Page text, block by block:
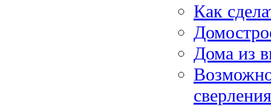
Как
Дома из
сверления